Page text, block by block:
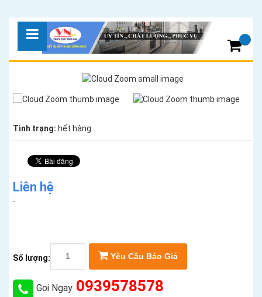
Tình trạng: hết hàng
Liên hệ
Số lượng: Yêu Cầu Báo Giá
Gọi Ngay 0939578578